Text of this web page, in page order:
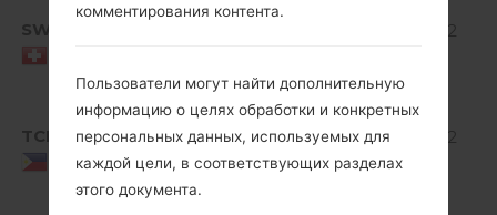
SWS
Bean
514.32
TCI
Philippines
V10D_00.kdz
Android
4.1-4.3
Jelly
512.92
комментирования контента.
Пользователи могут найти дополнительную
информацию о целях обработки и конкретных
персональных данных, используемых для
каждой цели, в соответствующих разделах
этого документа.